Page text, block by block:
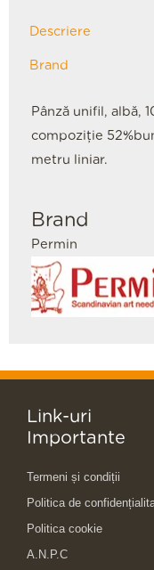
Descriere
Brand
Pânză unifil, albă,
compoziție
metru liniar.
Brand
Permin
Link-uri
Importante
Termeni și condiții
Politica de
Politica cookie
A.N.P.C